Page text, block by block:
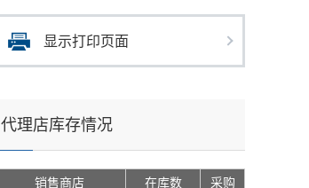
显示打印页面
代理店库存情况
销售商店 在库数
采购